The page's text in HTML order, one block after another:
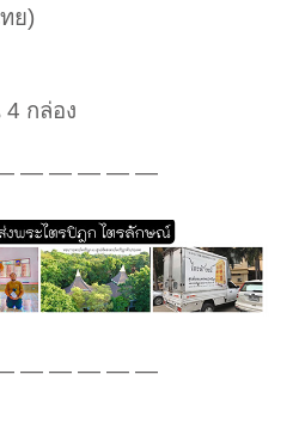
ย)
กล่อง
— — — — —
— — — — —